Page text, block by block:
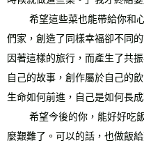
希望這些菜也能帶給你和心
們家，創造了同樣幸福卻不同
因著這樣的旅行，而產生了共
自己的故事，創作屬於自己的
生命如何前進，自己是如何長成
希望今後的你，能好好吃飯
麼艱難了。可以的話，也做飯